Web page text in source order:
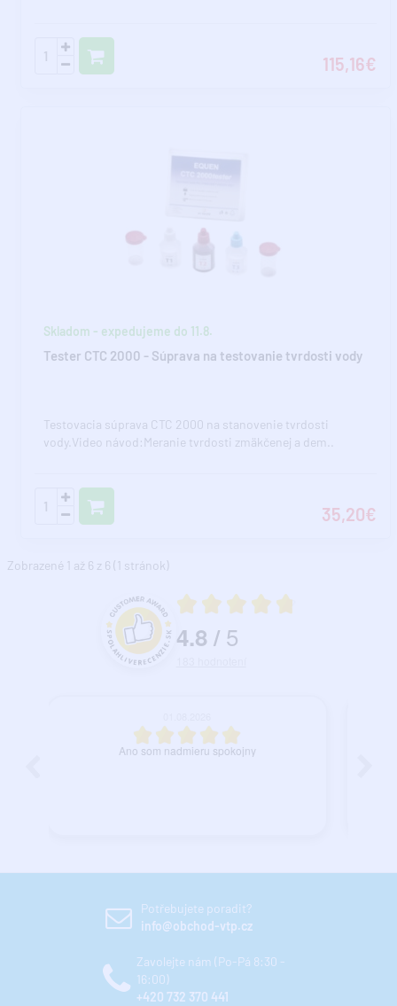
115,16€
Skladom - expedujeme do 11.8.
Tester CTC 2000 - Súprava na testovanie tvrdosti vody
Testovacia súprava CTC 2000 na stanovenie tvrdosti
vody.Video návod:Meranie tvrdosti zmäkčenej a dem..
35,20€
Zobrazené 1 až 6 z 6 (1 stránok)
Hodnotenie a recenzie zákazníkov
Priemerné hodnotenie 4.8 z 5
4.8 / 5
spokojnosť.
Potřebujete poradit?
info@obchod-vtp.cz
Zavolejte nám (Po-Pá 8:30 -
16:00)
+420 732 370 441